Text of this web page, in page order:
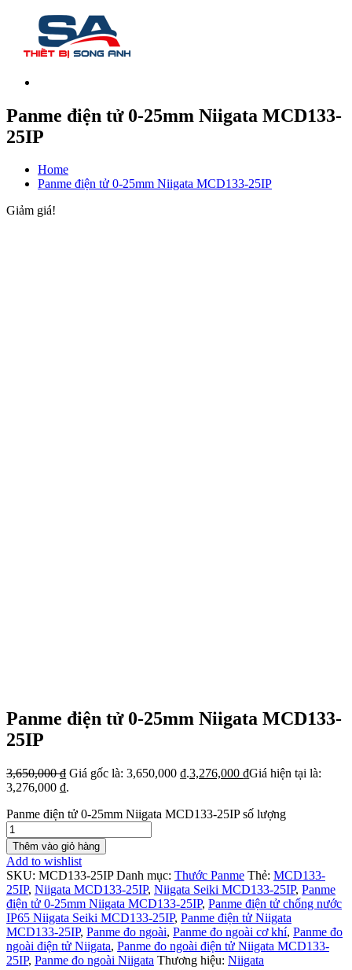
Panme điện tử 0-25mm Niigata MCD133-
25IP
Home
Panme điện tử 0-25mm Niigata MCD133-25IP
Giảm giá!
Panme điện tử 0-25mm Niigata MCD133-
25IP
3,650,000₫ Giá gốc là: 3,650,000 ₫.3,276,000 ₫Giá hiện tại là:
3,276,000 ₫.
Panme điện tử 0-25mm Niigata MCD133-25IP số lượng
Thêm vào giỏ hàng
Add to wishlist
SKU: MCD133-25IP Danh mục: Thước Panme Thẻ: MCD133-
25IP, Niigata MCD133-25IP, Niigata Seiki MCD133-25IP, Panme
điện tử 0-25mm Niigata MCD133-25IP, Panme điện tử chống nước
IP65 Niigata Seiki MCD133-25IP, Panme điện tử Niigata
MCD133-25IP, Panme đo ngoài, Panme đo ngoài cơ khí, Panme đo
ngoài điện tử Niigata, Panme đo ngoài điện tử Niigata MCD133-
25IP, Panme đo ngoài Niigata Thương hiệu: Niigata